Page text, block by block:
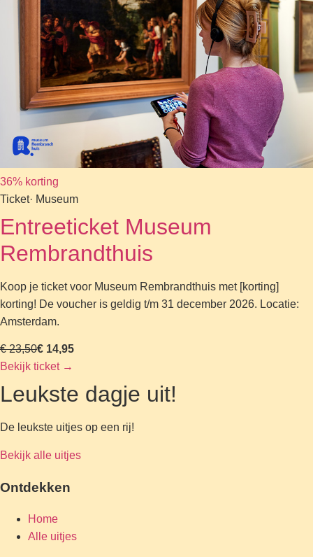
36% korting
Ticket· Museum
Entreeticket Museum
Rembrandthuis
Koop je ticket voor Museum Rembrandthuis met [korting]
korting! De voucher is geldig t/m 31 december 2026. Locatie:
Amsterdam.
€ 23,50€ 14,95
Bekijk ticket →
Leukste dagje uit!
De leukste uitjes op een rij!
Bekijk alle uitjes
Ontdekken
Home
Alle uitjes